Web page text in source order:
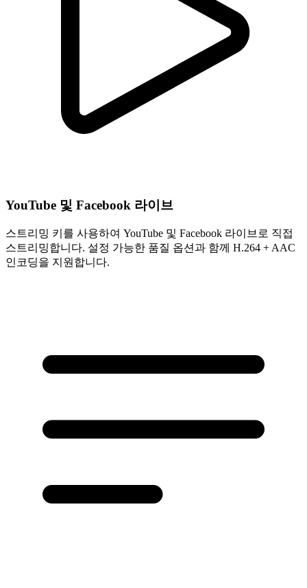
YouTube 및 Facebook 라이브
스트리밍 키를 사용하여 YouTube 및 Facebook 라이브로 직접
스트리밍합니다. 설정 가능한 품질 옵션과 함께 H.264 + AAC
인코딩을 지원합니다.